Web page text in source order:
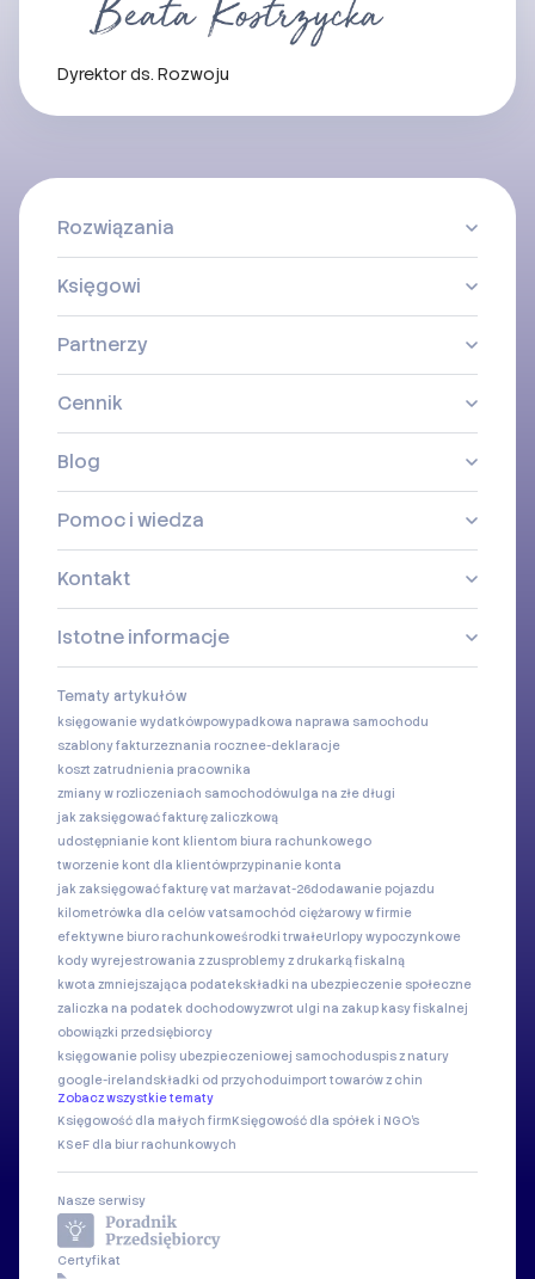
Dyrektor ds. Rozwoju
Rozwiązania
Księgowi
Partnerzy
Cennik
Blog
Pomoc i wiedza
Kontakt
Istotne informacje
Tematy artykułów
księgowanie wydatkówpowypadkowa naprawa samochodu
szablony fakturzeznania rocznee-deklaracje
koszt zatrudnienia pracownika
zmiany w rozliczeniach samochodówulga na złe długi
jak zaksięgować fakturę zaliczkową
udostępnianie kont klientom biura rachunkowego
tworzenie kont dla klientówprzypinanie konta
jak zaksięgować fakturę vat marżavat-26dodawanie pojazdu
kilometrówka dla celów vatsamochód ciężarowy w firmie
efektywne biuro rachunkoweśrodki trwałeUrlopy wypoczynkowe
kody wyrejestrowania z zusproblemy z drukarką fiskalną
kwota zmniejszająca podatekskładki na ubezpieczenie społeczne
zaliczka na podatek dochodowyzwrot ulgi na zakup kasy fiskalnej
obowiązki przedsiębiorcy
księgowanie polisy ubezpieczeniowej samochoduspis z natury
google-irelandskładki od przychoduimport towarów z chin
Zobacz wszystkie tematy
Księgowość dla małych firmKsięgowość dla spółek i NGO's
KSeF dla biur rachunkowych
Nasze serwisy
Certyfikat